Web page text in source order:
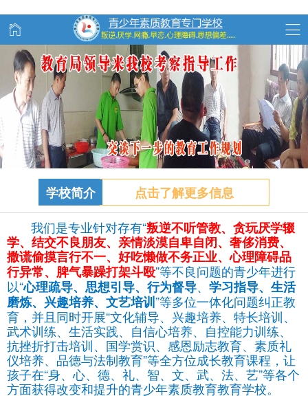
学校简介
点击了解更多信息
我们是专业针对存有“叛逆不听管教、 贪玩厌学辍
学、结交不良朋友、亲情淡漠自卑自闭、奢侈消费、
撒谎偷摸言行不一、好吃懒做不务正业、心理障碍品
行异常、脾气暴躁打架斗殴”等不良问题的青少年进行
以“心理疏导、思想引导、行为督导、 学习指导、生活
磨炼、兴趣培养、文艺培训”等多位一体化问题纠正教
育，并且同时开展“文化辅导、兴趣培养、特长培训、
武术训练、生活实践、自信心培养、自控能力训练、
抗挫折打击培训、国学赏识、感恩励志教育、素质礼
仪培养、品德与法制教育”等全方位成长教育课程，让
孩子在“身、心、德、礼、智、文、武、法、艺”等各个
方面获得改变和提升的青少年素质教育教育学校。